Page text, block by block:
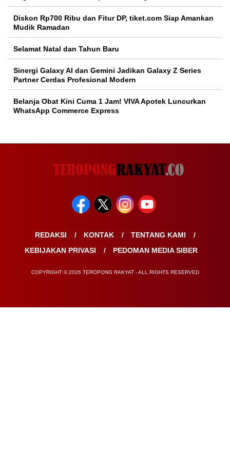
Diskon Rp700 Ribu dan Fitur DP, tiket.com Siap Amankan
Mudik Ramadan
Selamat Natal dan Tahun Baru
Sinergi Galaxy AI dan Gemini Jadikan Galaxy Z Series
Partner Cerdas Profesional Modern
Belanja Obat Kini Cuma 1 Jam! VIVA Apotek Luncurkan
WhatsApp Commerce Express
REDAKSI KONTAK
TENTANG KAMI
KEBIJAKAN PRIVASI
PEDOMAN MEDIA SIBER
COPYRIGHT © 2026 TEROPONG RAKYAT - ALL RIGHTS RESERVED